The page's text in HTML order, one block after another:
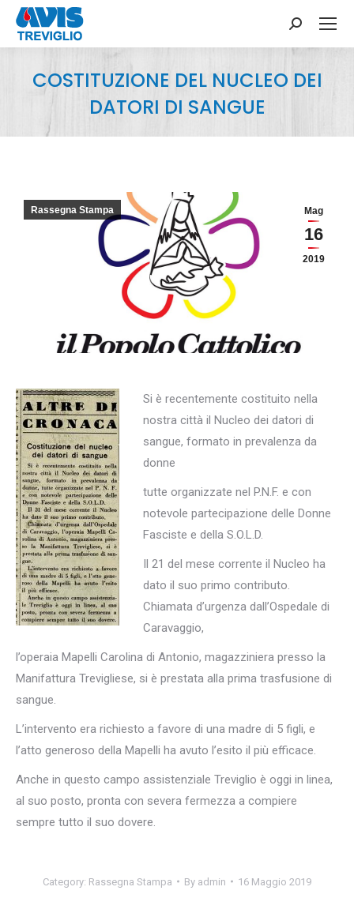
Search:
COSTITUZIONE DEL NUCLEO DEI
DATORI DI SANGUE
Mag
16
2019
Rassegna Stampa
Si è recentemente costituito nella
nostra città il Nucleo dei datori di
sangue, formato in prevalenza da
donne
tutte organizzate nel P.N.F. e con
notevole partecipazione delle Donne
Fasciste e della S.O.L.D.
Il 21 del mese corrente il Nucleo ha
dato il suo primo contributo.
Chiamata d’urgenza dall’Ospedale di
Caravaggio,
l’operaia Mapelli Carolina di Antonio, magazziniera presso la
Manifattura Trevigliese, si è prestata alla prima trasfusione di
sangue.
L’intervento era richiesto a favore di una madre di 5 figli, e
l’atto generoso della Mapelli ha avuto l’esito il più efficace.
Anche in questo campo assistenziale Treviglio è oggi in linea,
al suo posto, pronta con severa fermezza a compiere
sempre tutto il suo dovere.
Category: Rassegna Stampa By admin 16 Maggio 2019